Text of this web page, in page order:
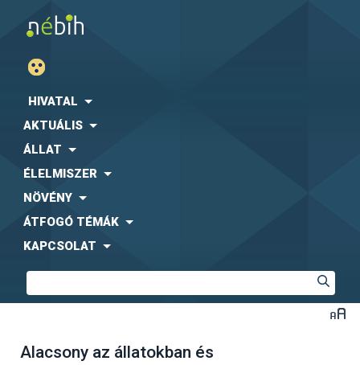
HIVATAL
AKTUÁLIS
ÁLLAT
ÉLELMISZER
NÖVÉNY
ÁTFOGÓ TÉMÁK
KAPCSOLAT
Alacsony az állatokban és